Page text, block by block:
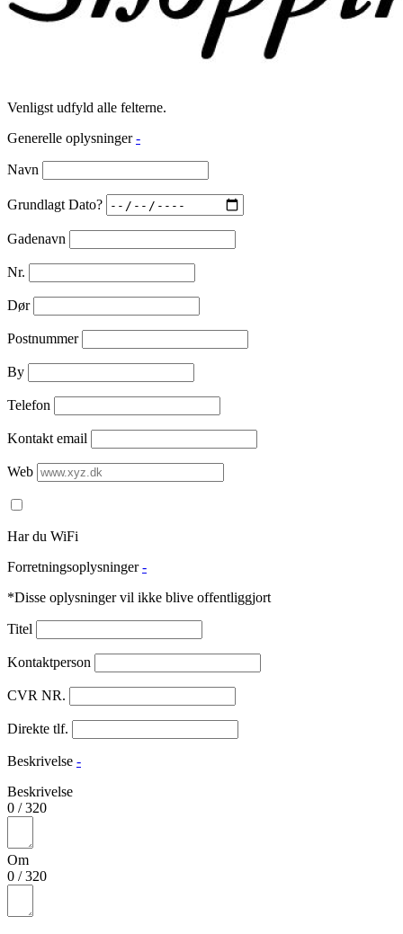
Venligst udfyld alle felterne.
Generelle oplysninger -
Navn
Grundlagt Dato?
Gadenavn
Nr.
Dør
Postnummer
By
Telefon
Kontakt email
Web
Har du WiFi
Forretningsoplysninger -
*Disse oplysninger vil ikke blive offentliggjort
Titel
Kontaktperson
CVR NR.
Direkte tlf.
Beskrivelse -
Beskrivelse
0 /320
Om
0 /320